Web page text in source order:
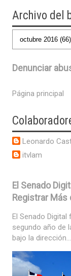
Archivo del
Denunciar
Página principal
Leonardo
itvlam
El Senado
Registrar Más
El Senado
segundo año de
bajo la dirección...